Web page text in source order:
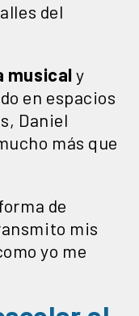
del
musicaly
en espacios
Daniel
más que
de
mis
yo me